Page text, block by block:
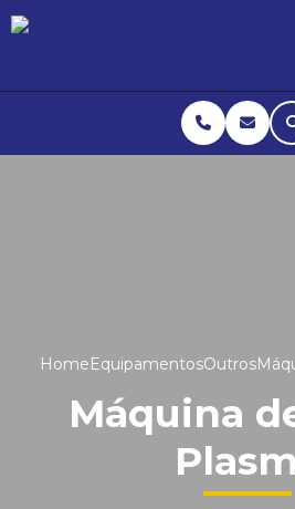
HomeEquipamentosOutros
Máquina